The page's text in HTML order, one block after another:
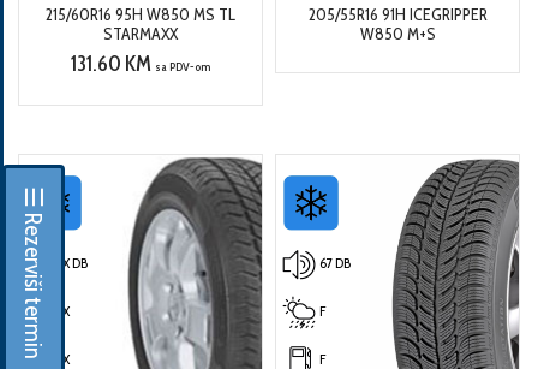
☰ Rezerviši termin
215/60R16 95H W850 MS TL
STARMAXX
131.60 KM sa PDV-om
205/55R16 91H ICEGRIPPER
W850 M+S
X DB
X
X
67 DB
F
F